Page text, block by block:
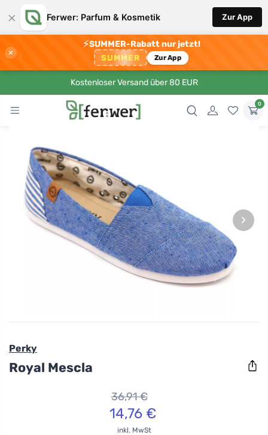
× Ferwer: Parfum & Kosmetik Zur App
×
⚡SUMMER-Rabatt nur jetzt!
SUMMER Zur App
Kostenloser Versand über 80 EUR
0
›
Perky
Royal Mescla
36,91 €
14,76 €
inkl. MwSt